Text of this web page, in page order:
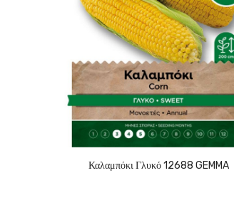
Καλαμπόκι Γλυκό 12688 GEMMA